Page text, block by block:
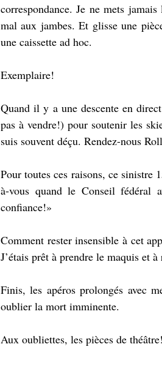
correspondance. Je ne mets
mal aux jambes. Et glisse une
une caissette ad hoc.
Exemplaire!
Quand il y a une descente en
pas à vendre!) pour soutenir les
suis souvent déçu. Rendez-nous
Pour toutes ces raisons, ce sinistre
à-vous quand le Conseil fédéral
confiance!»
Comment rester insensible à cet
J’étais prêt à prendre le maquis et
Finis, les apéros prolongés avec
oublier la mort imminente.
Aux oubliettes, les pièces de théâtre!